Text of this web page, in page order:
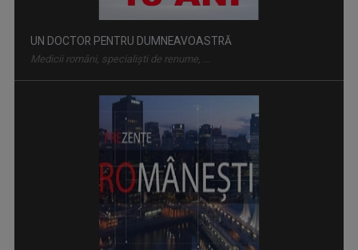
PREZENŢE ROMÂNEŞTI
Este un proiect editorial dedicat ...